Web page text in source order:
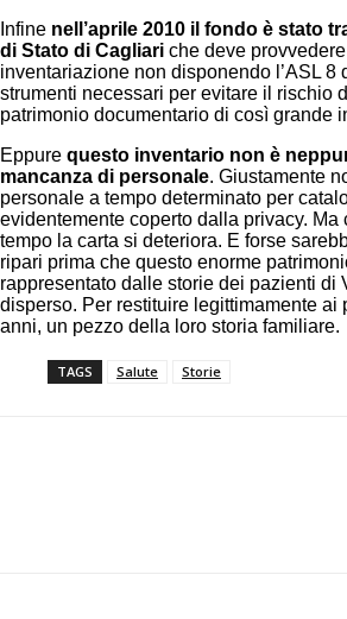
Infine nell’aprile 2010 il fondo è stato
di Stato di Cagliari che deve
inventariazione non disponendo l’ASL 8
strumenti necessari per evitare il rischio
patrimonio documentario di così grande
Eppure questo inventario non è
mancanza di personale. Giustamente
personale a tempo determinato per
evidentemente coperto dalla privacy. Ma
tempo la carta si deteriora. E forse
ripari prima che questo enorme
rappresentato dalle storie dei pazienti di
disperso. Per restituire legittimamente ai
anni, un pezzo della loro storia familiare.
TAGS Salute Storie